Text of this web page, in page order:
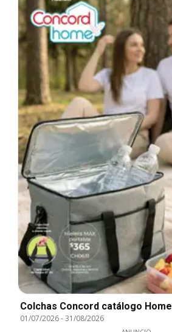
Colchas Concord catálogo Home
01/07/2026-31/08/2026